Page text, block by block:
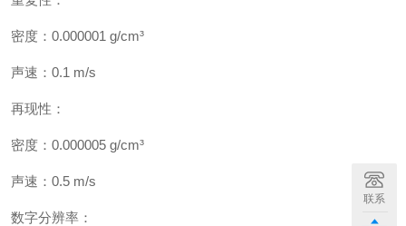
密度：0.000001 g/cm³
声速：0.1 m/s
再现性：
密度：0.000005 g/cm³
声速：0.5 m/s
数字分辨率：
联系